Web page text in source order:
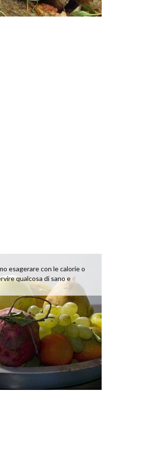
esagerare con le calorie o
qualcosa di sano e